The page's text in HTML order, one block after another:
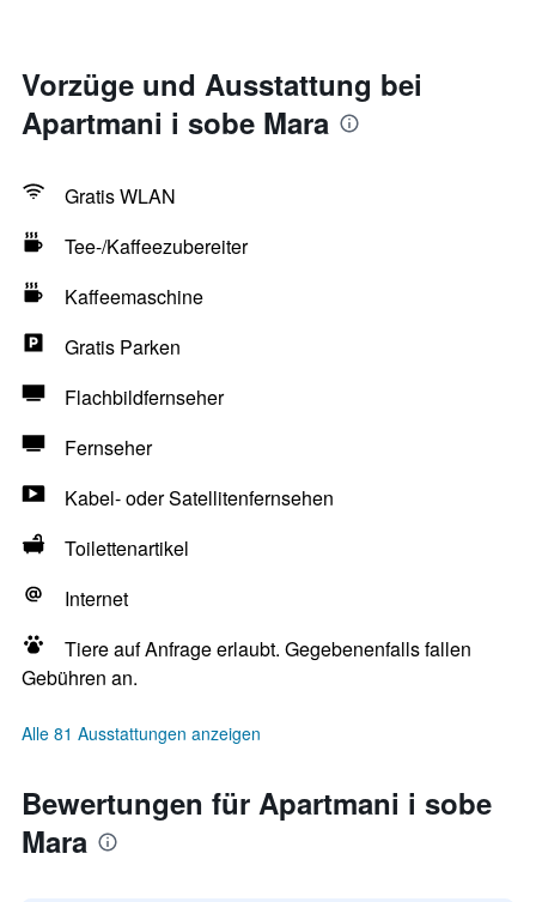
Vorzüge und Ausstattung bei
Apartmani i sobe Mara
Gratis WLAN
Tee-/Kaffeezubereiter
Kaffeemaschine
Gratis Parken
Flachbildfernseher
Fernseher
Kabel- oder Satellitenfernsehen
Toilettenartikel
Internet
Tiere auf Anfrage erlaubt. Gegebenenfalls fallen
Gebühren an.
Alle 81 Ausstattungen anzeigen
Bewertungen für Apartmani i sobe
Mara